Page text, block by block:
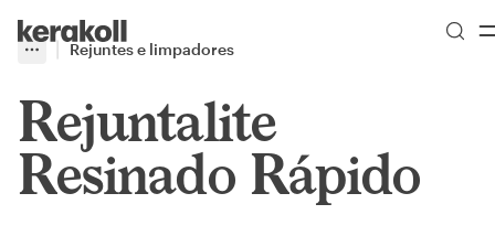
Go to Homepage
More
Toggle menu
Rejuntes e limpadores
Rejuntalite
Resinado Rápido